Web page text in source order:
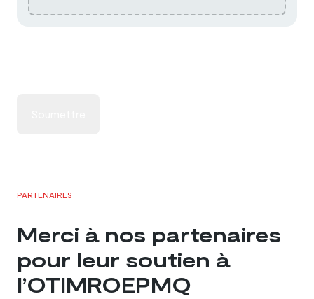
PARTENAIRES
Merci à nos partenaires
pour leur soutien à
l’OTIMROEPMQ